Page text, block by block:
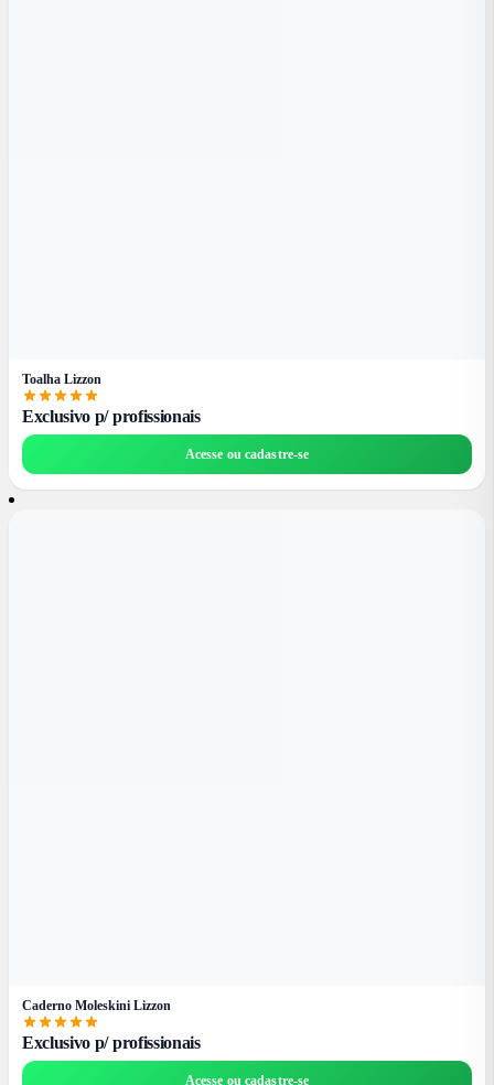
Toalha Lizzon
Exclusivo p/ profissionais
Acesse ou cadastre-se
Caderno Moleskini Lizzon
Exclusivo p/ profissionais
Acesse ou cadastre-se